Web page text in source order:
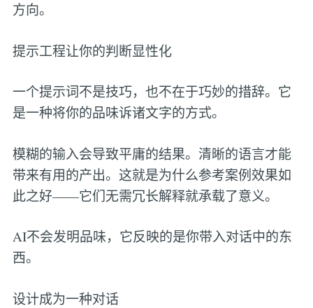
方向。
提示工程让你的判断显性化
一个提示词不是技巧，也不在于巧妙的措辞。它
是一种将你的品味诉诸文字的方式。
模糊的输入会导致平庸的结果。清晰的语言才能
带来有用的产出。这就是为什么参考案例效果如
此之好——它们无需冗长解释就承载了意义。
AI不会发明品味，它反映的是你带入对话中的东
西。
设计成为一种对话